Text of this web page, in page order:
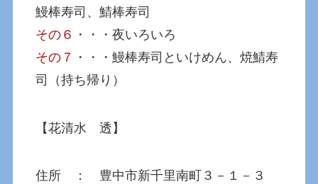
鰻棒寿司、鯖棒寿司
その６ ・・・夜いろいろ
その７ ・・・鰻棒寿司といけめん、焼鯖寿
司（持ち帰り）
【花清水 透】
住所 ： 豊中市新千里南町３－１－３